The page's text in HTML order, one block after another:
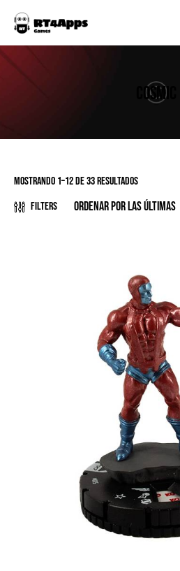
COSMIC
Mostrando 1–12 de 33 resultados
Filters